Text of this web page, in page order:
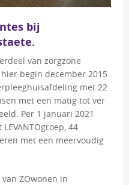
bij
van zorgzone
begin december 2015
met 22
met een matig tot ver
Per 1 januari 2021
44
met een meervoudig
ZOwonen in